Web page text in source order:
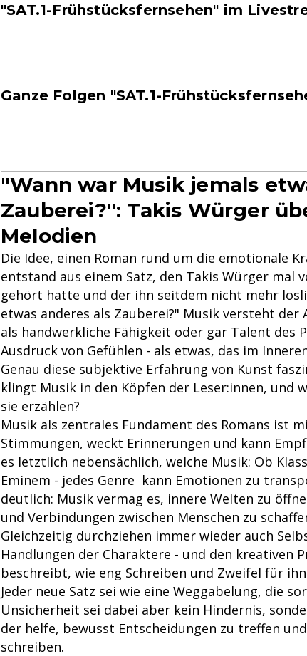
"SAT.1-Frühstücksfernsehen" im
Ganze Folgen "SAT.1-
"Wann war Musik jemals
Zauberei?": Takis Würger
Melodien
Die Idee, einen Roman rund um die emotionale
entstand aus einem Satz, den Takis Würger mal
gehört hatte und der ihn seitdem nicht mehr
etwas anderes als Zauberei?" Musik versteht
als handwerkliche Fähigkeit oder gar Talent des
Ausdruck von Gefühlen - als etwas, das im
Genau diese subjektive Erfahrung von Kunst
klingt Musik in den Köpfen der Leser:innen, und
sie erzählen?
Musik als zentrales Fundament des Romans ist
Stimmungen, weckt Erinnerungen und kann
es letztlich nebensächlich, welche Musik: Ob
Eminem - jedes Genre kann Emotionen zu
deutlich: Musik vermag es, innere Welten zu
und Verbindungen zwischen Menschen zu
Gleichzeitig durchziehen immer wieder auch
Handlungen der Charaktere - und den kreativen
beschreibt, wie eng Schreiben und Zweifel für
Jeder neue Satz sei wie eine Weggabelung, die
Unsicherheit sei dabei aber kein Hindernis,
der helfe, bewusst Entscheidungen zu treffen
schreiben.